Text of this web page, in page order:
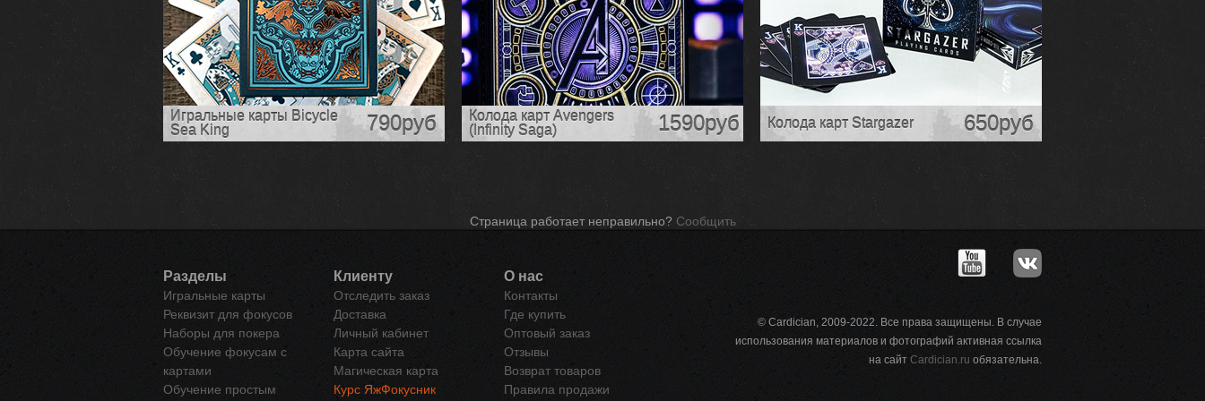
Игральные карты Bicycle
Sea King
790руб
Колода карт Avengers
(Infinity Saga)
1590руб Колода карт Stargazer 650руб
Страница работает неправильно? Сообщить
Разделы
Игральные карты
Реквизит для фокусов
Наборы для покера
Обучение фокусам с
картами
Обучение простым
Клиенту
Отследить заказ
Доставка
Личный кабинет
Карта сайта
Магическая карта
Курс ЯжФокусник
О нас
Контакты
Где купить
Оптовый заказ
Отзывы
Возврат товаров
Правила продажи
© Cardician, 2009-2022. Все права защищены. В случае
использования материалов и фотографий активная ссылка
на сайт Cardician.ru обязательна.